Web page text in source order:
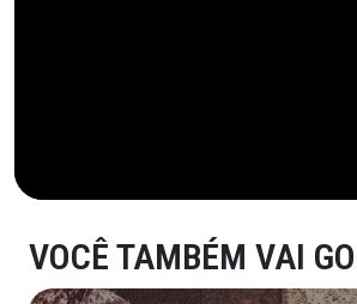
VOCÊ TAMBÉM VAI